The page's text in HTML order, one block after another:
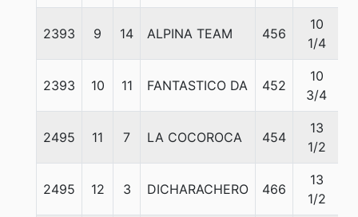
2393 9 14 ALPINA TEAM 456
10
1/4
2393 10 11 FANTASTICO DA 452
10
3/4
2495 11 7 LA COCOROCA 454
13
1/2
2495 12 3 DICHARACHERO 466
13
1/2